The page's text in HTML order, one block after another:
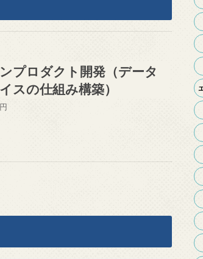
プロダクト開発（データ
スの仕組み構築）